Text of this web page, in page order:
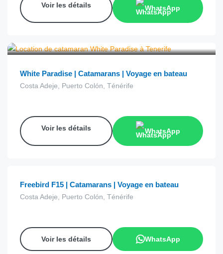
Voir les détails WhatsApp
White Paradise | Catamarans | Voyage en bateau
Costa Adeje, Puerto Colón, Ténérife
Voir les détails WhatsApp
€
Freebird F15 | Catamarans | Voyage en bateau
Costa Adeje, Puerto Colón, Ténérife
Voir les détails WhatsApp